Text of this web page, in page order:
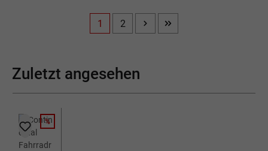
Seite
1
Seite
2
Zuletzt angesehen
RABATT
%